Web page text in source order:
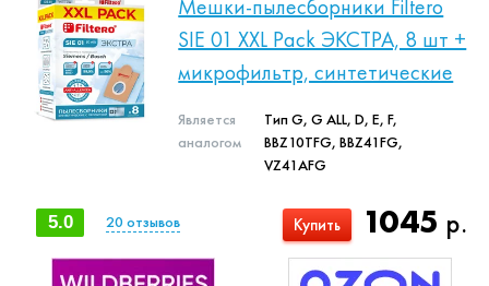
Мешки-пылесборники Filtero
SIE 01 XXL Pack ЭКСТРА, 8 шт +
микрофильтр, синтетические
Является
аналогом
Тип G, G ALL, D, E, F,
BBZ10TFG, BBZ41FG,
VZ41AFG
1045 р.
Купить
5.0 20 отзывов